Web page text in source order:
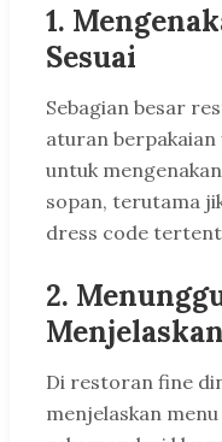
1.
Sesuai
Sebagian besar
aturan berpakaian
untuk
sopan, terutama
dress code
2.
Di restoran fine
menjelaskan